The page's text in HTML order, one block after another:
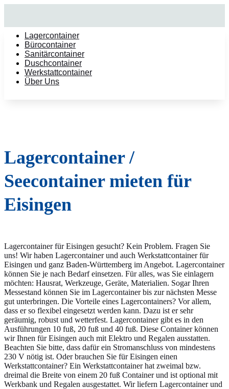
Lagercontainer
Bürocontainer
Sanitärcontainer
Duschcontainer
Werkstattcontainer
Über Uns
Lagercontainer /
Seecontainer mieten für
Eisingen
Lagercontainer für Eisingen gesucht? Kein Problem. Fragen Sie
uns! Wir haben Lagercontainer und auch Werkstattcontainer für
Eisingen und ganz Baden-Württemberg im Angebot. Lagercontainer
können Sie je nach Bedarf einsetzen. Für alles, was Sie einlagern
möchten: Hausrat, Werkzeuge, Geräte, Materialien. Sogar Ihren
Messestand können Sie im Lagercontainer bis zur nächsten Messe
gut unterbringen. Die Vorteile eines Lagercontainers? Vor allem,
dass er so flexibel eingesetzt werden kann. Dazu ist er sehr
geräumig, robust und wetterfest. Lagercontainer gibt es in den
Ausführungen 10 fuß, 20 fuß und 40 fuß. Diese Container können
wir Ihnen für Eisingen auch mit Elektro und Regalen ausstatten.
Beachten Sie bitte, dass dafür ein Stromanschluss von mindestens
230 V nötig ist. Oder brauchen Sie für Eisingen einen
Werkstattcontainer? Ein Werkstattcontainer hat zweimal bzw.
dreimal die Breite von einem 20 fuß Container und ist optional mit
Werkbank und Regalen ausgestattet. Wir liefern Lagercontainer und